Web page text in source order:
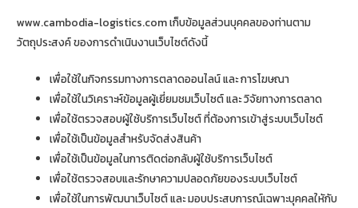
www.cambodia-logistics.com เก็บข้อมูลส่วนบุคคลของท่านตาม
วัตถุประสงค์ ของการดำเนินงานเว็บไซต์ดังนี้
เพื่อใช้ในกิจกรรมทางการตลาดออนไลน์ และ การโฆษณา
เพื่อใช้ในวิเคราะห์ข้อมูลผู้เยี่ยมชมเว็บไซต์ และ วิจัยทางการตลาด
เพื่อใช้ตรวจสอบผู้ใช้บริการเว็บไซต์ ที่ต้องการเข้าสู่ระบบเว็บไซต์
เพื่อใช้เป็นข้อมูลสำหรับจัดส่งสินค้า
เพื่อใช้เป็นข้อมูลในการติดต่อกลับผู้ใช้บริการเว็บไซต์
เพื่อใช้ตรวจสอบและรักษาความปลอดภัยของระบบเว็บไซต์
เพื่อใช้ในการพัฒนาเว็บไซต์ และ มอบประสบการณ์เฉพาะบุคคลใหักับ